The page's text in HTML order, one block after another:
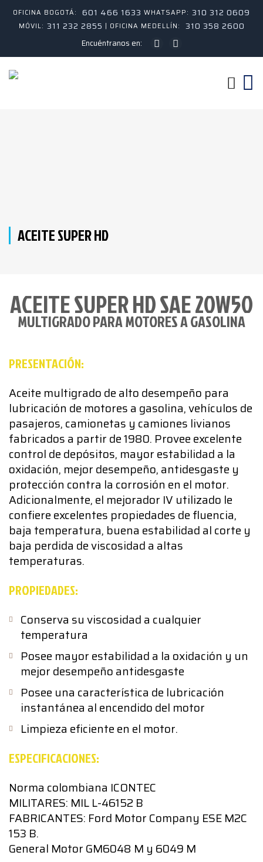
OFICINA BOGOTÁ: 601 466 1633 WHATSAPP: 310 312 0609
MÓVIL: 311 232 2855 | OFICINA MEDELLÍN: 310 358 2600
Encuéntranos en:
ACEITE SUPER HD
ACEITE SUPER HD SAE 20W50
MULTIGRADO PARA MOTORES A GASOLINA
PRESENTACIÓN:
Aceite multigrado de alto desempeño para
lubricación de motores a gasolina, vehículos de
pasajeros, camionetas y camiones livianos
fabricados a partir de 1980. Provee excelente
control de depósitos, mayor estabilidad a la
oxidación, mejor desempeño, antidesgaste y
protección contra la corrosión en el motor.
Adicionalmente, el mejorador IV utilizado le
confiere excelentes propiedades de fluencia,
baja temperatura, buena estabilidad al corte y
baja perdida de viscosidad a altas
temperaturas.
PROPIEDADES:
Conserva su viscosidad a cualquier
temperatura
Posee mayor estabilidad a la oxidación y un
mejor desempeño antidesgaste
Posee una característica de lubricación
instantánea al encendido del motor
Limpieza eficiente en el motor.
ESPECIFICACIONES:
Norma colombiana ICONTEC
MILITARES: MIL L-46152 B
FABRICANTES: Ford Motor Company ESE M2C
153 B.
General Motor GM6048 M y 6049 M